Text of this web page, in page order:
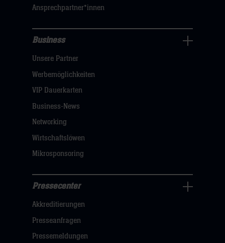
hier
Ansprechpartner*innen
Navigation
öffnen,
dann
Business
Unsere Partner
Werbemöglichkeiten
VIP Dauerkarten
Business-News
Networking
Wirtschaftslöwen
Mikrosponsoring
Navigation
öffnen,
dann
Pressecenter
Akkreditierungen
Presseanfragen
Pressemeldungen